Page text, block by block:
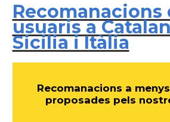
Recomanacions
usuaris a
Sicilia i Itàlia
Recomanacions a
proposades pels